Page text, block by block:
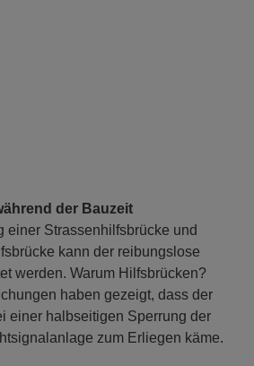
der Bauzeit
einer Strassenhilfsbrücke und
kann der reibungslose
werden. Warum Hilfsbrücken?
haben gezeigt, dass der
einer halbseitigen Sperrung der
zum Erliegen käme.